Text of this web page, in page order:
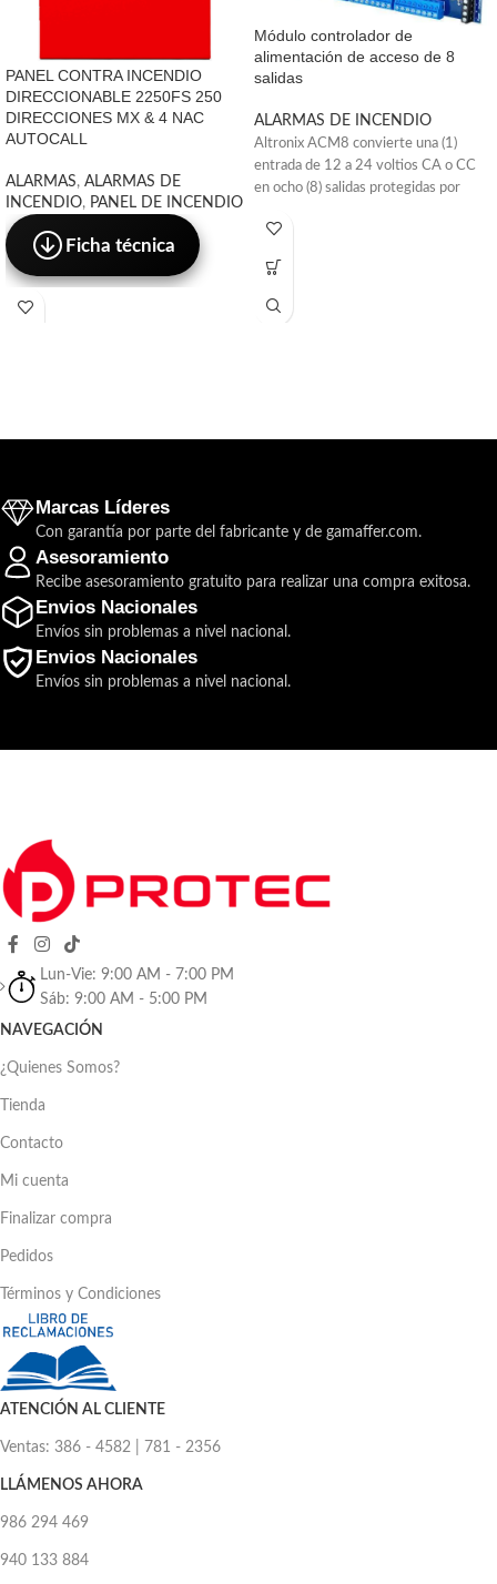
PANEL CONTRA INCENDIO
DIRECCIONABLE 2250FS 250
DIRECCIONES MX & 4 NAC
AUTOCALL
ALARMAS, ALARMAS DE
INCENDIO, PANEL DE INCENDIO
Ficha técnica
Módulo controlador de
alimentación de acceso de 8
salidas
ALARMAS DE INCENDIO
Altronix ACM8 convierte una (1)
entrada de 12 a 24 voltios CA o CC
en ocho (8) salidas protegidas por
Marcas Líderes
Con garantía por parte del fabricante y de gamaffer.com.
Asesoramiento
Recibe asesoramiento gratuito para realizar una compra exitosa.
Envios Nacionales
Envíos sin problemas a nivel nacional.
Envios Nacionales
Envíos sin problemas a nivel nacional.
Lun-Vie: 9:00 AM - 7:00 PM
Sáb: 9:00 AM - 5:00 PM
NAVEGACIÓN
¿Quienes Somos?
Tienda
Contacto
Mi cuenta
Finalizar compra
Pedidos
Términos y Condiciones
ATENCIÓN AL CLIENTE
Ventas: 386 - 4582 | 781 - 2356
LLÁMENOS AHORA
986 294 469
940 133 884